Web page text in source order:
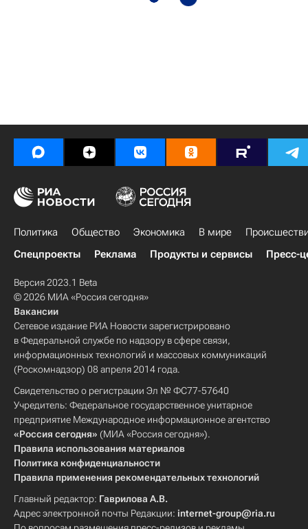
Политика Общество Экономика В мире
Спецпроекты
Реклама Продукты и сервисы Пресс-
Версия 2023.1 Beta
© 2026 МИА «Россия сегодня»
Вакансии
Сетевое издание РИА Новости зарегистрировано
в Федеральной службе по надзору в сфере связи,
информационных технологий и массовых коммуникаций
(Роскомнадзор) 08 апреля 2014 года.
Свидетельство о регистрации Эл № ФС77-57640
Учредитель: Федеральное государственное унитарное
предприятие Международное информационное агентство
«Россия сегодня» (МИА «Россия сегодня»).
Правила использования материалов
Политика конфиденциальности
Правила применения рекомендательных технологий
Главный редактор: Гаврилова А.В.
Адрес электронной почты Редакции: internet-group@ria.ru